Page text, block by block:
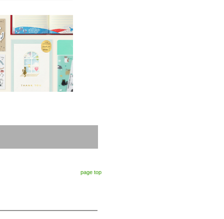
page top